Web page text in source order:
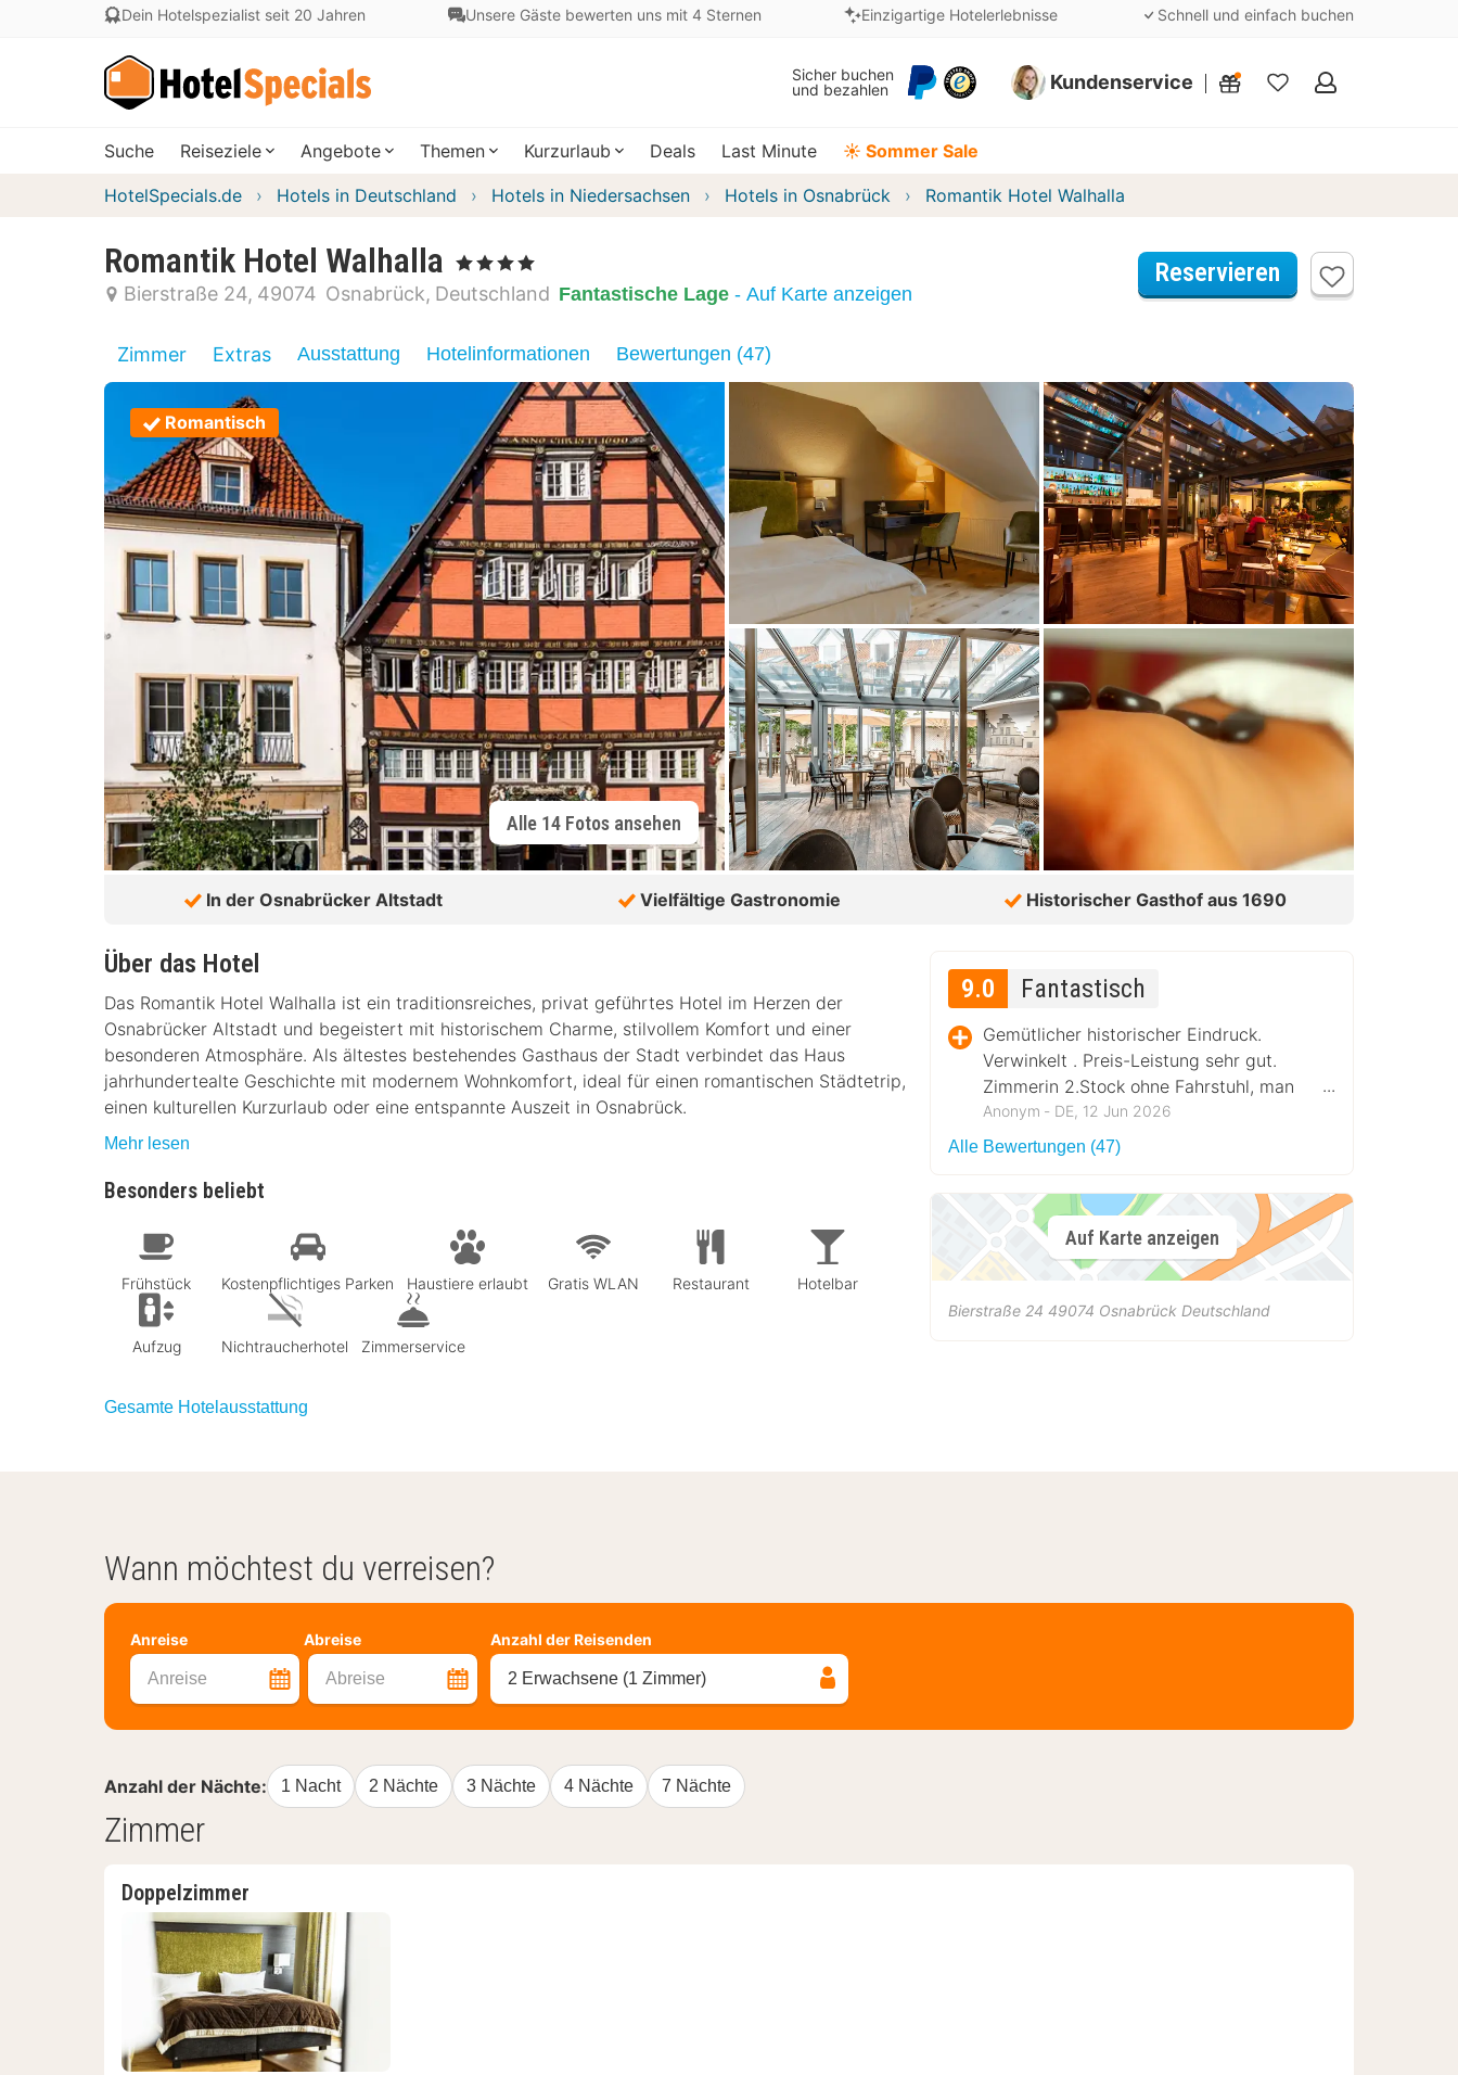
Dein Hotelspezialist seit 20 Jahren Unsere Gäste bewerten uns mit 4 Sternen Einzigartige Hotelerlebnisse Schnell und einfach buchen
Sicher buchen
und bezahlen
Kundenservice
Meine
Suche Reiseziele Angebote Themen Kurzurlaub Deals Last Minute ☀️ Sommer Sale
HotelSpecials.de Hotels in Deutschland Hotels in Niedersachsen Hotels in Osnabrück Romantik Hotel Walhalla
Romantik Hotel Walhalla , 4 Sterne
Bierstraße 24 49074 Osnabrück Deutschland Fantastische Lage - Auf Karte anzeigen
Reservieren
Zimmer Extras Ausstattung Hotelinformationen Bewertungen (47)
Romantisch
Alle 14 Fotos ansehen
In der Osnabrücker Altstadt Vielfältige Gastronomie Historischer Gasthof aus 1690
Über das Hotel
Das Romantik Hotel Walhalla ist ein traditionsreiches, privat geführtes Hotel im Herzen der
Osnabrücker Altstadt und begeistert mit historischem Charme, stilvollem Komfort und einer
besonderen Atmosphäre. Als ältestes bestehendes Gasthaus der Stadt verbindet das Haus
jahrhundertealte Geschichte mit modernem Wohnkomfort, ideal für einen romantischen Städtetrip,
einen kulturellen Kurzurlaub oder eine entspannte Auszeit in Osnabrück.
Mehr lesen
Besonders beliebt
Frühstück Kostenpflichtiges Parken Haustiere erlaubt Gratis WLAN Restaurant Hotelbar
Aufzug Nichtraucherhotel Zimmerservice
Gesamte Hotelausstattung
9.0 Fantastisch
Gemütlicher historischer Eindruck.
Verwinkelt . Preis-Leistung sehr gut.
Zimmerin 2.Stock ohne Fahrstuhl, man
muss fit sein
Anonym ‐ DE, 12 Jun 2026
Alle Bewertungen (47)
Auf Karte anzeigen
Bierstraße 24 49074 Osnabrück Deutschland
Wann möchtest du verreisen?
Anreise Abreise
Anreise Abreise
Anzahl der Reisenden
2 Erwachsene (1 Zimmer)
Anzahl der Nächte: 1 Nacht 2 Nächte 3 Nächte 4 Nächte 7 Nächte
Zimmer
Doppelzimmer